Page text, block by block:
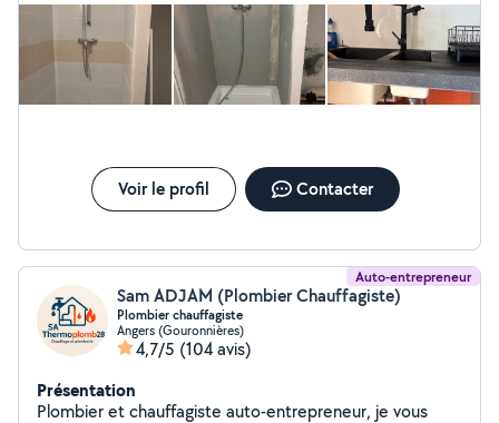
Voir le profil Contacter
Auto-entrepreneur
Sam ADJAM (Plombier Chauffagiste)
Plombier chauffagiste
Angers (Gouronnières)
4,7/5 (104 avis)
Présentation
Plombier et chauffagiste auto-entrepreneur, je vous